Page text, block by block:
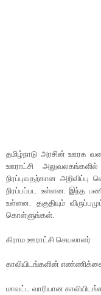
தமிழ்நாடு அரசின் ஊரக
ஊராட்சி
நிரப்புவதற்கான
நிரப்பப்பட உள்ளன. இந்த
உள்ளன. தகுதியும்
கொள்ளுங்கள்.
கிராம ஊராட்சி செயலாளர்
காலியிடங்களின்
மாவட்ட வாரியான